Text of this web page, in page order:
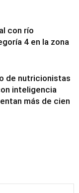
con río
4 en la zona
de nutricionistas
inteligencia
más de cien